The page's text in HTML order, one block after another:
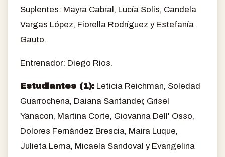
Suplentes: Mayra Cabral, Lucía Solis, Candela
Vargas López, Fiorella Rodríguez y Estefanía
Gauto.
Entrenador: Diego Rios.
Estudiantes (1): Leticia Reichman, Soledad
Guarrochena, Daiana Santander, Grisel
Yanacon, Martina Corte, Giovanna Dell' Osso,
Dolores Fernández Brescia, Maira Luque,
Julieta Lema, Micaela Sandoval y Evangelina